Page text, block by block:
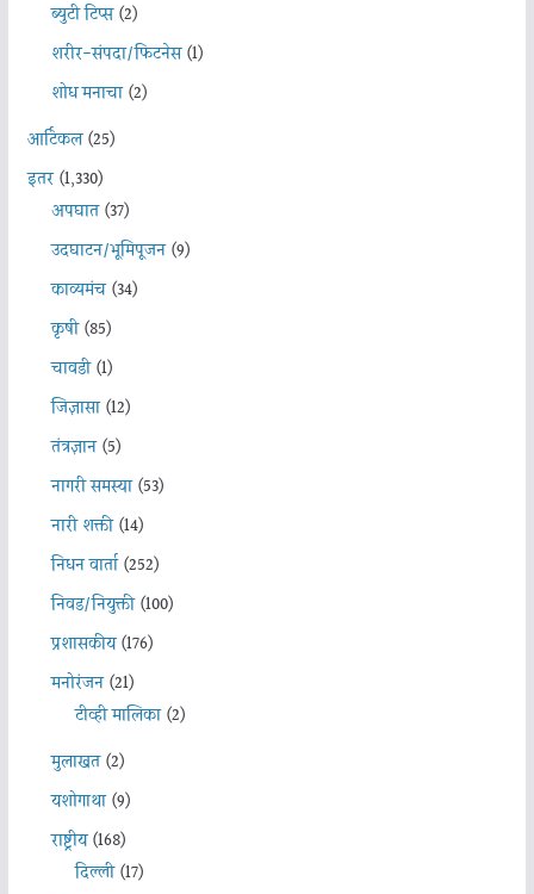
ब्युटी टिप्स(2)
शरीर-संपदा/फिटनेस(1)
शोध मनाचा(2)
आर्टिकल(25)
इतर(1,330)
अपघात(37)
उदघाटन/भूमिपूजन(9)
काव्यमंच(34)
कृषी(85)
चावडी(1)
जिज्ञासा(12)
तंत्रज्ञान(5)
नागरी समस्या(53)
नारी शक्ती(14)
निधन वार्ता(252)
निवड/नियुक्ती(100)
प्रशासकीय(176)
मनोरंजन(21)
टीव्ही मालिका(2)
मुलाखत(2)
यशोगाथा(9)
राष्ट्रीय(168)
दिल्ली(17)